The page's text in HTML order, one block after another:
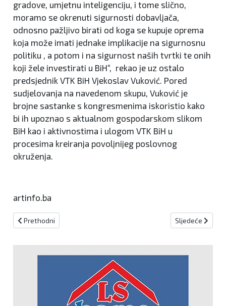
gradove, umjetnu inteligenciju, i tome slično,
moramo se okrenuti sigurnosti dobavljača,
odnosno pažljivo birati od koga se kupuje oprema
koja može imati jednake implikacije na sigurnosnu
politiku , a potom i na sigurnost naših tvrtki te onih
koji žele investirati u BiH“, rekao je uz ostalo
predsjednik VTK BiH Vjekoslav Vuković. Pored
sudjelovanja na navedenom skupu, Vuković je
brojne sastanke s kongresmenima iskoristio kako
bi ih upoznao s aktualnom gospodarskom slikom
BiH kao i aktivnostima i ulogom VTK BiH u
procesima kreiranja povoljnijeg poslovnog
okruženja.
artinfo.ba
Prethodni članak: Bajramska čestitka predsjednika Čavare!
Prethodni Sljedeći
Sljedeće